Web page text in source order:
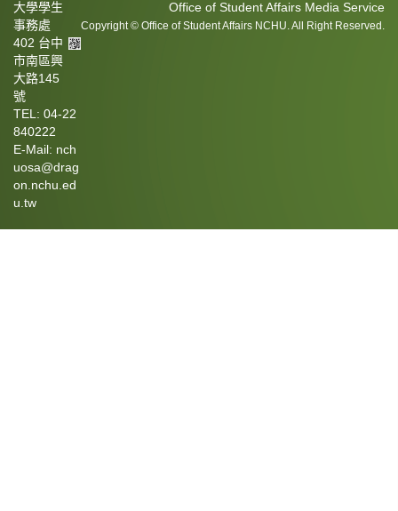
Office of Student Affairs Media Service
Copyright © Office of Student Affairs NCHU. All Right Reserved.
大學學生
事務處
402 台中
市南區興
大路145
號
TEL: 04-22
840222
E-Mail: nch
uosa@drag
on.nchu.ed
u.tw